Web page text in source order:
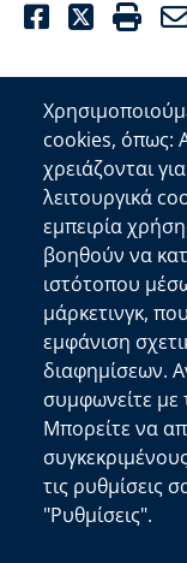
Αποκεντρωμένη
Πλατεία
Επικοινωνήστε
Χρήσιμοι
Ελληνική
Ευρωπαϊκή
Διαύγεια
Δήλωση
cookies, όπως:
χρειάζονται
λειτουργικά
εμπειρία
βοηθούν να
ιστότοπου
μάρκετινγκ,
εμφάνιση
διαφημίσεων.
συμφωνείτε
Μπορείτε να
τις ρυθμίσεις
"Ρυθμίσεις".